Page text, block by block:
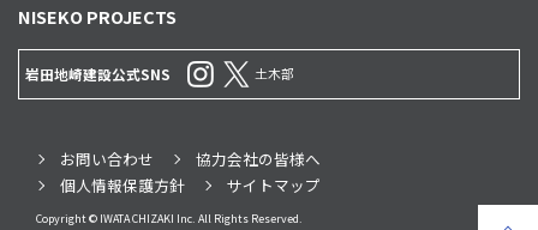
NISEKO PROJECTS
岩田地崎建設公式SNS 土木部
お問い合わせ
協力会社の皆様へ
個人情報保護方針
サイトマップ
Copyright © IWATA CHIZAKI Inc. All Rights Reserved.